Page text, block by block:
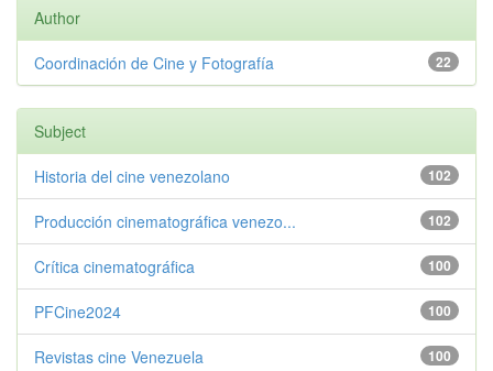
Author
22
Coordinación de Cine y Fotografía
Subject
102
Historia del cine venezolano
102
Producción cinematográfica venezo...
100
Crítica cinematográfica
100
PFCine2024
100
Revistas cine Venezuela